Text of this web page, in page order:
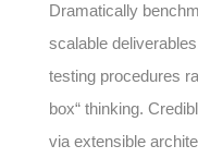
Dramatically
scalable
testing procedures
box“ thinking.
via extensible